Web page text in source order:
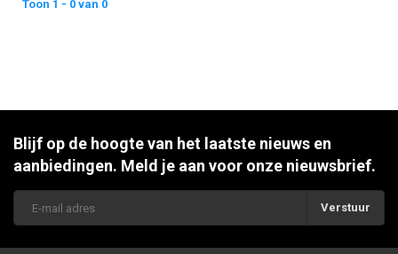
Toon 1 - 0 van 0
Blijf op de hoogte van het laatste nieuws en
aanbiedingen. Meld je aan voor onze nieuwsbrief.
Verstuur